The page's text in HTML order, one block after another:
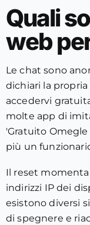
Quali
web
Le chat sono
dichiari la
accedervi
molte app di
'Gratuito
più un
Il reset
indirizzi IP dei
esistono diversi
di spegnere e